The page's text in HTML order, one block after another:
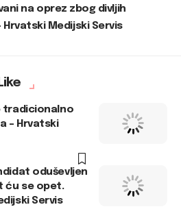
na oprez zbog divljih
Medijski Servis
tradicionalno
– Hrvatski
oduševljen
ću se opet.
Servis